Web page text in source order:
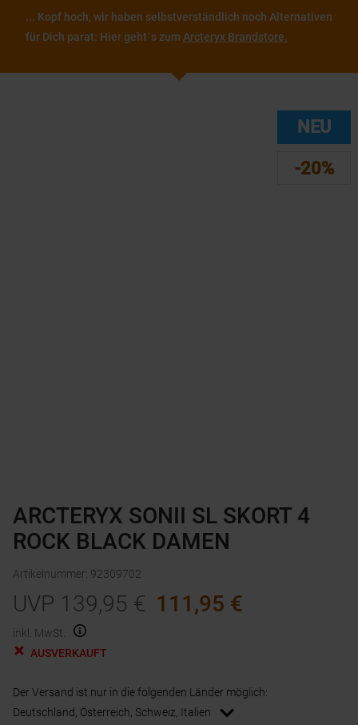
... Kopf hoch, wir haben selbstverständlich noch Alternativen
für Dich parat: Hier geht´s zum Arcteryx Brandstore.
NEU
-20%
ARCTERYX SONII SL SKORT 4
ROCK BLACK DAMEN
Artikelnummer: 92309702
UVP 139,95 € 111,95 €
inkl. MwSt.
AUSVERKAUFT
Der Versand ist nur in die folgenden Länder möglich:
Deutschland, Österreich, Schweiz, Italien